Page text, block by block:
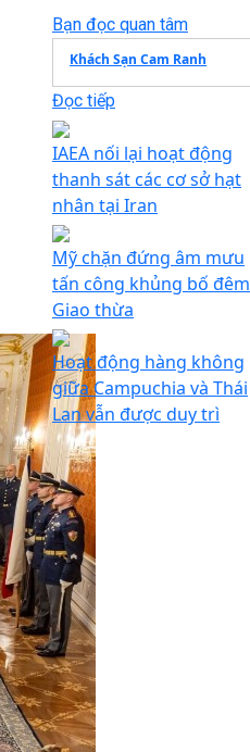
Bạn đọc quan tâm
Khách Sạn Cam Ranh
Đọc tiếp
IAEA nối lại hoạt động
thanh sát các cơ sở hạt
nhân tại Iran
Mỹ chặn đứng âm mưu
tấn công khủng bố đêm
Giao thừa
Hoạt động hàng không
giữa Campuchia và Thái
Lan vẫn được duy trì